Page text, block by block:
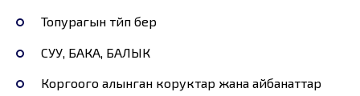
Топурагын түйүп берүү
СУУ, БАКА, БАЛЫК
Коргоого алынган коруктар жана айбанаттар